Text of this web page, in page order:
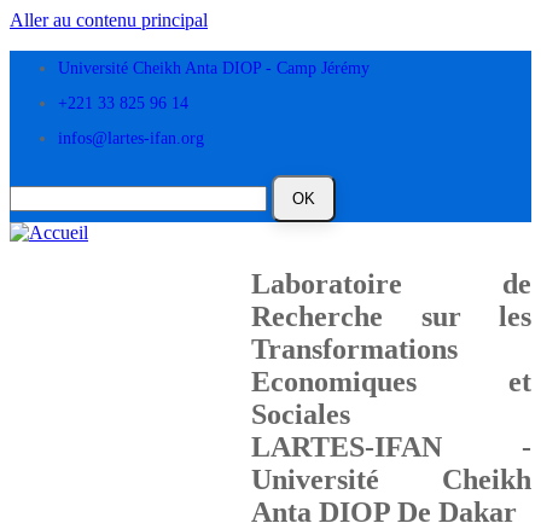
Aller au contenu principal
Université Cheikh Anta DIOP - Camp Jérémy
+221 33 825 96 14
infos@lartes-ifan.org
Laboratoire de
Recherche sur les
Transformations
Economiques et
Sociales
LARTES-IFAN -
Université Cheikh
Anta DIOP De Dakar